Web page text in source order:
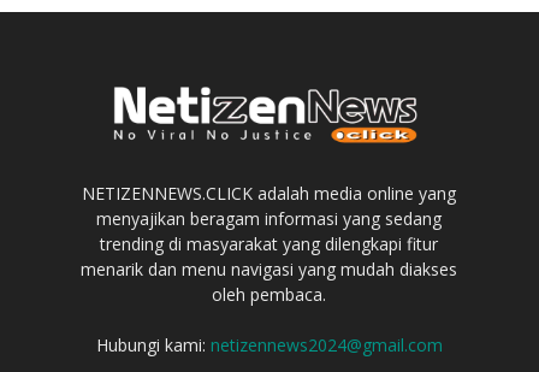
NETIZENNEWS.CLICK adalah media online yang
menyajikan beragam informasi yang sedang
trending di masyarakat yang dilengkapi fitur
menarik dan menu navigasi yang mudah diakses
oleh pembaca.
Hubungi kami: netizennews2024@gmail.com